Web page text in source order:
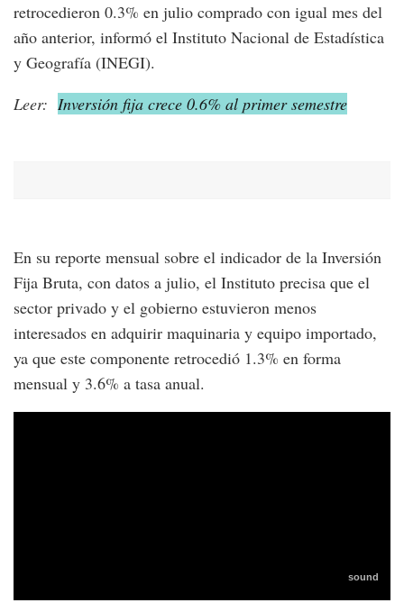
retrocedieron 0.3% en julio comprado con igual mes del
año anterior, informó el Instituto Nacional de Estadística
y Geografía (INEGI).
Leer: Inversión fija crece 0.6% al primer semestre
En su reporte mensual sobre el indicador de la Inversión
Fija Bruta, con datos a julio, el Instituto precisa que el
sector privado y el gobierno estuvieron menos
interesados en adquirir maquinaria y equipo importado,
ya que este componente retrocedió 1.3% en forma
mensual y 3.6% a tasa anual.